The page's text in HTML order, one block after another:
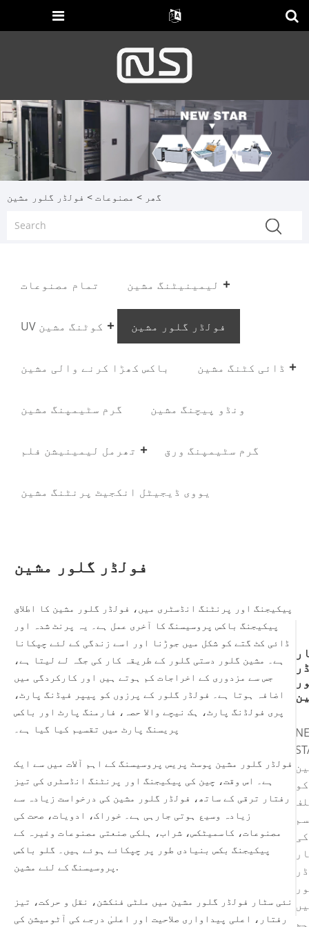
گھر > مصنوعات > فولڈر گلور مشین
تمام مصنوعات لیمینیٹنگ مشین
UV کوٹنگ مشین فولڈر گلور مشین
باکس کھڑا کرنے والی مشین ڈائی کٹنگ مشین
گرم سٹیمپنگ مشین ونڈو پیچنگ مشین
تھرمل لیمینیشن فلم گرم سٹیمپنگ ورق
یووی ڈیجیٹل انکجیٹ پرنٹنگ مشین
فولڈر گلور مشین
پیکیجنگ اور پرنٹنگ انڈسٹری میں، فولڈر گلور مشین کا اطلاق
پیکیجنگ باکس پروسیسنگ کا آخری عمل ہے۔ یہ پرنٹ شدہ اور
ڈائی کٹ گتے کو شکل میں جوڑنا اور اسے زندگی کے لئے چپکانا
ہے۔ مشین گلور دستی گلور کے طریقہ کار کی جگہ لے لیتا ہے،
جس سے مزدوری کے اخراجات کم ہوتے ہیں اور کارکردگی میں
اضافہ ہوتا ہے۔ فولڈر گلور کے پرزوں کو پیپر فیڈنگ پارٹ،
پری فولڈنگ پارٹ، ہک نیچے والا حصہ، فارمنگ پارٹ اور باکس
پریسنگ پارٹ میں تقسیم کیا گیا ہے۔
فولڈر گلور مشین پوسٹ پریس پروسیسنگ کے اہم آلات میں سے ایک
ہے۔ اس وقت، چین کی پیکیجنگ اور پرنٹنگ انڈسٹری کی تیز
رفتار ترقی کے ساتھ، فولڈر گلور مشین کی درخواست زیادہ سے
زیادہ وسیع ہوتی جارہی ہے۔ خوراک، ادویات، صحت کی
مصنوعات، کاسمیٹکس، شراب، ہلکی صنعتی مصنوعات وغیرہ کے
پیکیجنگ بکس بنیادی طور پر چپکائے ہوئے ہیں۔ گلو باکس
پروسیسنگ کے لئے مشین.
نئی سٹار فولڈر گلور مشین میں ملٹی فنکشن، نقل و حرکت، تیز
رفتار، اعلی پیداواری صلاحیت اور اعلیٰ درجے کی آٹومیشن کی
کو
کی